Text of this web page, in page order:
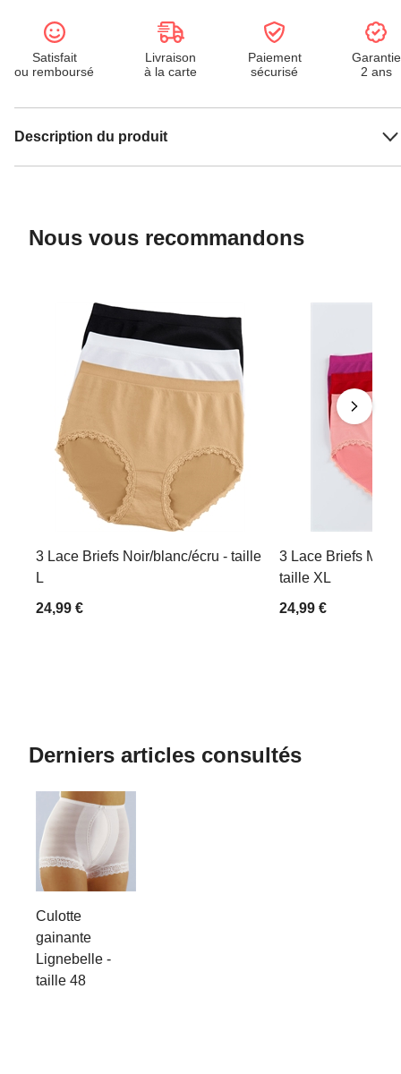
Satisfait
ou remboursé
Livraison
à la carte
Paiement
sécurisé
Garantie
2 ans
Description du produit
Nous vous recommandons
3 Lace Briefs Noir/blanc/écru - taille
L
24,99 €
3 Lace Briefs
taille XL
24,99 €
Derniers articles consultés
Culotte
gainante
Lignebelle -
taille 48